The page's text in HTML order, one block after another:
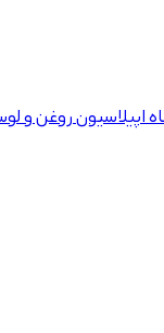
اپیلاسیونروغن و